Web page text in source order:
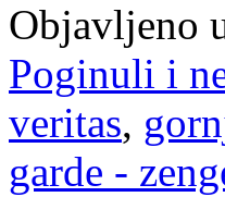
Objavljeno
Poginuli i
veritas,
garde -